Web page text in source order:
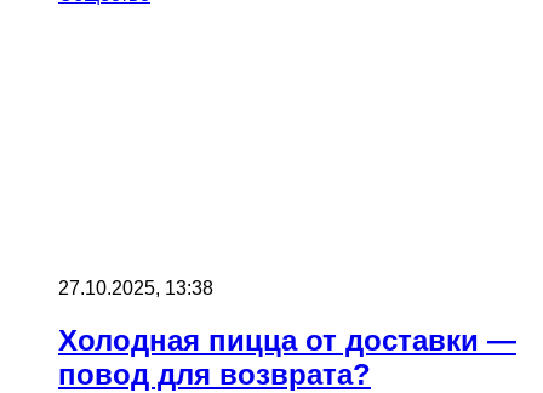
27.10.2025, 13:38
Холодная пицца от доставки —
повод для возврата?